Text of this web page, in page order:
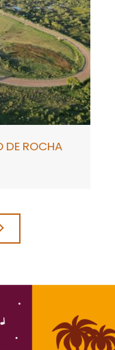
DE ROCHA